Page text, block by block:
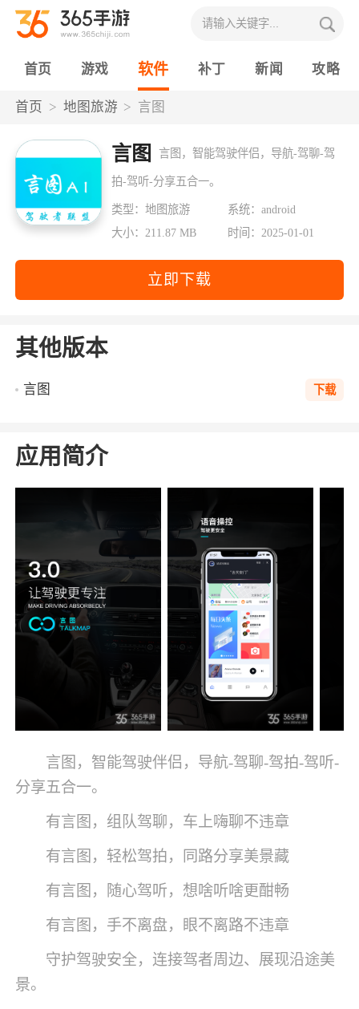
首页 游戏 软件 补丁 新闻 攻略
首页 地图旅游 言图
言图 言图，智能驾驶伴侣，导航-驾聊-驾
拍-驾听-分享五合一。
类型：地图旅游
系统：android
大小：211.87 MB
时间：2025-01-01
立即下载
其他版本
言图 下载
应用简介
言图，智能驾驶伴侣，导航-驾聊-驾拍-驾听-
分享五合一。
有言图，组队驾聊，车上嗨聊不违章
有言图，轻松驾拍，同路分享美景藏
有言图，随心驾听，想啥听啥更酣畅
有言图，手不离盘，眼不离路不违章
守护驾驶安全，连接驾者周边、展现沿途美
景。